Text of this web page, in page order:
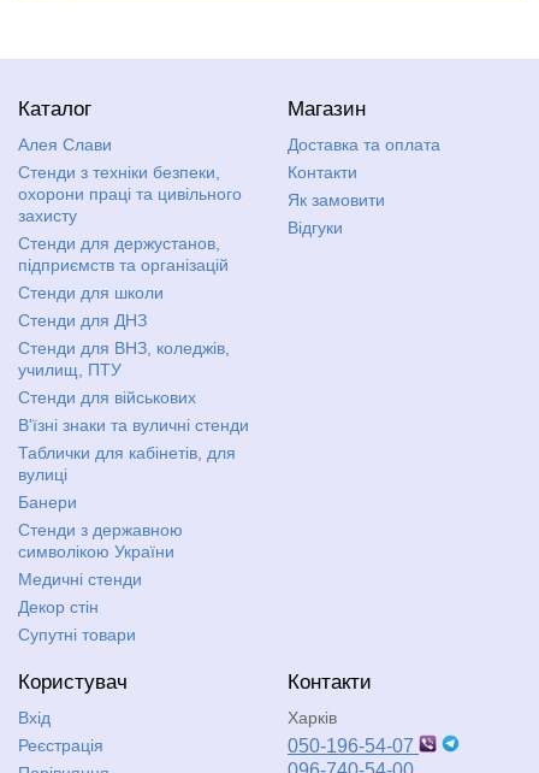
Каталог
Алея Слави
Стенди з техніки безпеки,
охорони праці та цивільного
захисту
Стенди для держустанов,
підприємств та організацій
Стенди для школи
Стенди для ДНЗ
Стенди для ВНЗ, коледжів,
училищ, ПТУ
Стенди для військових
В'їзні знаки та вуличні стенди
Таблички для кабінетів, для
вулиці
Банери
Стенди з державною
символікою України
Медичні стенди
Декор стін
Супутні товари
Магазин
Доставка та оплата
Контакти
Як замовити
Відгуки
Користувач
Вхід
Реєстрація
Контакти
Харків
050-196-54-07